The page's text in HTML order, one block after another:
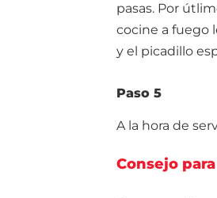
pasas. Por
cocine a fuego
y el picadillo
Paso 5
A la hora de
Consejo